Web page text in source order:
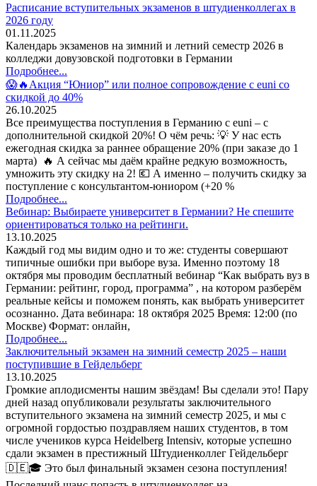
Расписание вступительных экзаменов в штудиенколлегах в
2026 году
01.11.2025
Календарь экзаменов на зимний и летний семестр 2026 в
колледжи довузовской подготовки в Германии
Подробнее...
😱🔥Акция “Юниор” или полное сопровождение с euni со
скидкой до 40%
26.10.2025
Все преимущества поступления в Германию с euni – с
дополнительной скидкой 20%! О чём речь: 💡 У нас есть
ежегодная скидка за раннее обращение 20% (при заказе до 1
марта) 🔥 А сейчас мы даём крайне редкую возможность,
умножить эту скидку на 2! 💶 А именно – получить скидку за
поступление с консультантом-юниором (+20 %
Подробнее...
Вебинар: Выбираете университет в Германии? Не спешите
ориентироваться только на рейтинги.
13.10.2025
Каждый год мы видим одно и то же: студенты совершают
типичные ошибки при выборе вуза. Именно поэтому 18
октября мы проводим бесплатный вебинар “Как выбрать вуз в
Германии: рейтинг, город, программа” , на котором разберём
реальные кейсы и поможем понять, как выбрать университет
осознанно. Дата вебинара: 18 октября 2025 Время: 12:00 (по
Москве) Формат: онлайн,
Подробнее...
Заключительный экзамен на зимний семестр 2025 – наши
поступившие в Гейдельберг
13.10.2025
Громкие аплодисменты нашим звёздам! Вы сделали это! Пару
дней назад опубликовали результаты заключительного
вступительного экзамена на зимний семестр 2025, и мы с
огромной гордостью поздравляем наших студентов, в том
числе учеников курса Heidelberg Intensiv, которые успешно
сдали экзамен в престижный Штудиенколлег Гейдельберг
🇩🇪🎓 Это был финальный экзамен сезона поступления!